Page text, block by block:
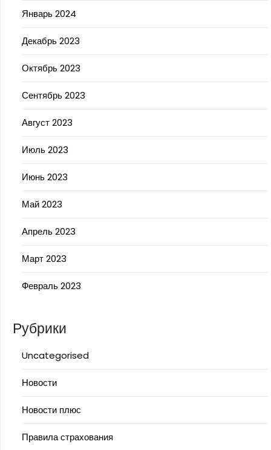
Январь 2024
Декабрь 2023
Октябрь 2023
Сентябрь 2023
Август 2023
Июль 2023
Июнь 2023
Май 2023
Апрель 2023
Март 2023
Февраль 2023
Рубрики
Uncategorised
Новости
Новости плюс
Правила страхования